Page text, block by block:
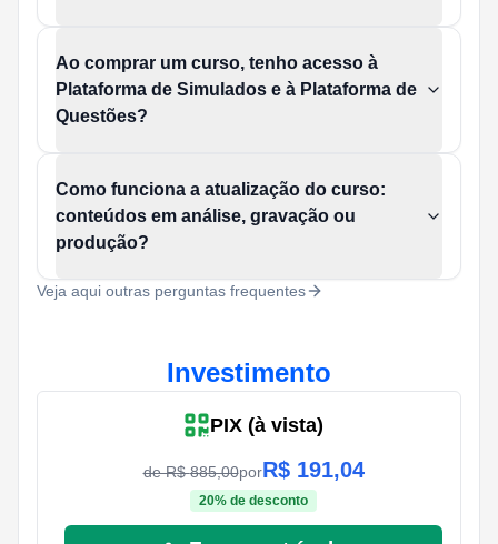
Ao comprar um curso, tenho acesso à
Plataforma de Simulados e à Plataforma de
Questões?
Como funciona a atualização do curso:
conteúdos em análise, gravação ou
produção?
Veja aqui outras perguntas frequentes
Investimento
PIX (à vista)
de R$885,00porR$ 191,04
20% de desconto